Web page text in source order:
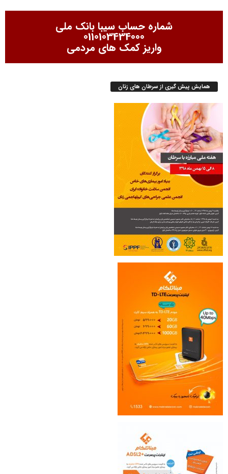
شماره حساب سیبا بانک ملی
0110103434000
واریز کمک های مردمی
همایش پیش گیری از سرطان های زنان